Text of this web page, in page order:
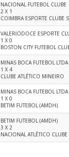
NACIONAL FUTEBOL CLUBE
2 X 1
COIMBRA ESPORTE CLUBE
VALERIODOCE ESPORTE
1 X 0
BOSTON CITY FUTEBOL
MINAS BOCA FUTEBOL LTDA
1 X 4
CLUBE ATLÉTICO MINEIRO
MINAS BOCA FUTEBOL LTDA
1 X 0
BETIM FUTEBOL (AMDH)
BETIM FUTEBOL (AMDH)
3 X 2
NACIONAL ATLÉTICO